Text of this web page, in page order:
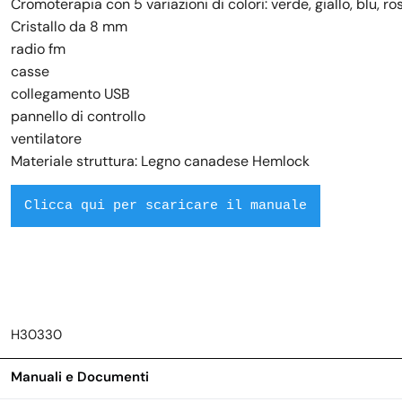
Cromoterapia con 5 variazioni di colori: verde, giallo, blu,
Cristallo da 8 mm
radio fm
casse
collegamento USB
pannello di controllo
ventilatore
Materiale struttura: Legno canadese Hemlock
Clicca qui per scaricare il manuale
H30330
Manuali e Documenti